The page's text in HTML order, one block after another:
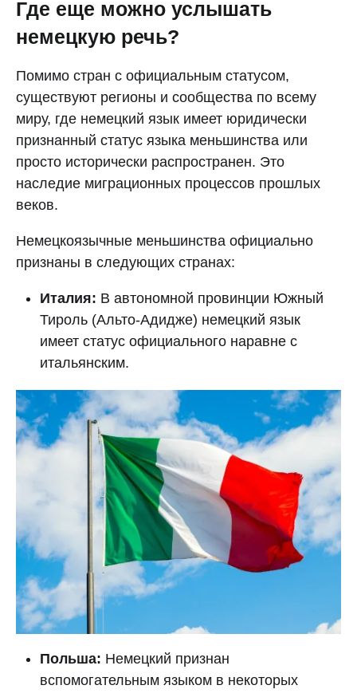
Где еще можно услышать
немецкую речь?
Помимо стран с официальным статусом,
существуют регионы и сообщества по всему
миру, где немецкий язык имеет юридически
признанный статус языка меньшинства или
просто исторически распространен. Это
наследие миграционных процессов прошлых
веков.
Немецкоязычные меньшинства официально
признаны в следующих странах:
Италия: В автономной провинции Южный
Тироль (Альто-Адидже) немецкий язык
имеет статус официального наравне с
итальянским.
Польша: Немецкий признан
вспомогательным языком в некоторых